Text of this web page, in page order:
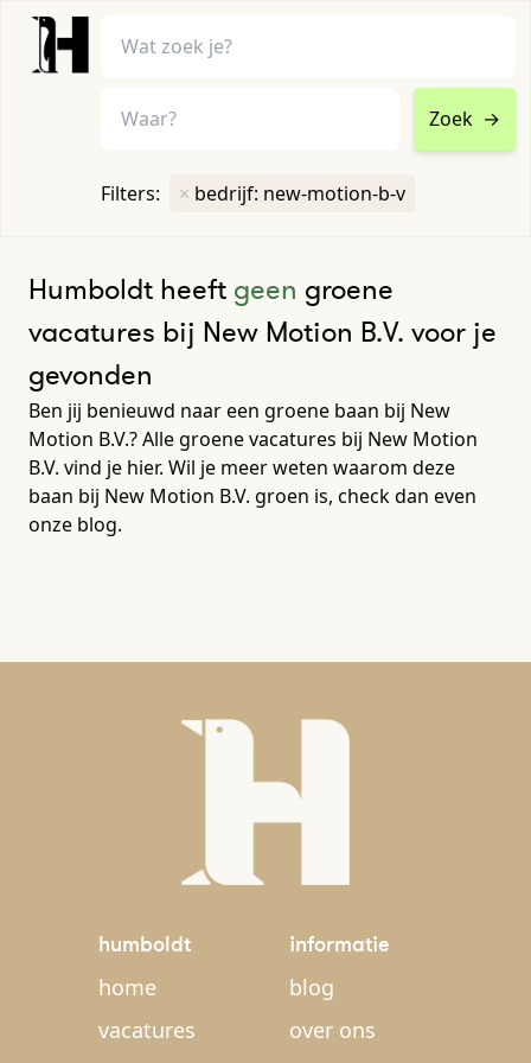
Zoek →
Filters: × bedrijf: new-motion-b-v
Humboldt heeft geen groene
vacatures bij New Motion B.V. voor je
gevonden
Ben jij benieuwd naar een groene baan bij New
Motion B.V.? Alle groene vacatures bij New Motion
B.V. vind je hier. Wil je meer weten waarom deze
baan bij New Motion B.V. groen is, check dan even
onze blog.
humboldt
home
vacatures
informatie
blog
over ons